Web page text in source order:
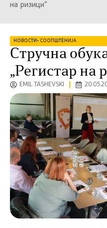
на ризици“
НОВОСТИ • СООПШТЕНИЈА
Стручна
„Регистар на
EMIL TASHEVSKI